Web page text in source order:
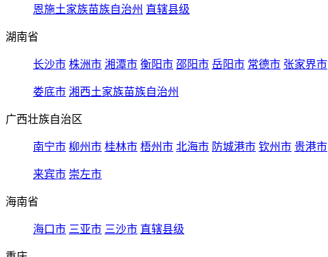
恩施土家族苗族自治州 直辖县级
湖南省
长沙市 株洲市 湘潭市 衡阳市 邵阳市 岳阳市 常德市 张家界市
娄底市 湘西土家族苗族自治州
广西壮族自治区
南宁市 柳州市 桂林市 梧州市 北海市 防城港市 钦州市 贵港市
来宾市 崇左市
海南省
海口市 三亚市 三沙市 直辖县级